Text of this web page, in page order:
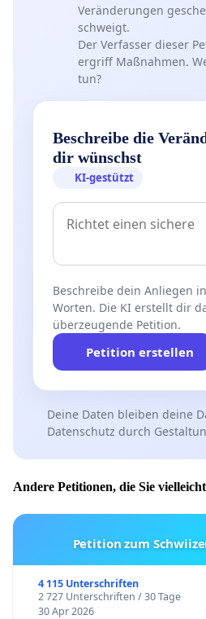
Veränderungen
schweigt.
Der Verfasser dieser
ergriff Maßnahmen.
tun?
Beschreibe die
dir wünschst
KI-gestützt
Beschreibe dein Anliegen
Worten. Die KI erstellt dir
überzeugende Petition.
Petition erstellen
Deine Daten bleiben deine
Datenschutz durch
Andere Petitionen, die Sie
Petition zum
4 115 Unterschriften
2 727 Unterschriften / 30 Tage
30 Apr 2026